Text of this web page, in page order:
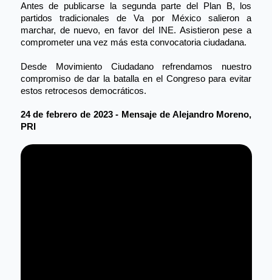
Antes de publicarse la segunda parte del Plan B, los
partidos tradicionales de Va por México salieron a
marchar, de nuevo, en favor del INE. Asistieron pese a
comprometer una vez más esta convocatoria ciudadana.
Desde Movimiento Ciudadano refrendamos nuestro
compromiso de dar la batalla en el Congreso para evitar
estos retrocesos democráticos.
24 de febrero de 2023 - Mensaje de Alejandro Moreno,
PRI